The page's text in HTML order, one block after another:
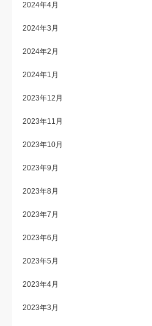
2024年4月
2024年3月
2024年2月
2024年1月
2023年12月
2023年11月
2023年10月
2023年9月
2023年8月
2023年7月
2023年6月
2023年5月
2023年4月
2023年3月